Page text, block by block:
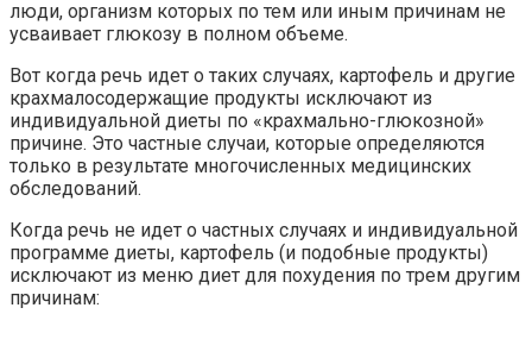
люди, организм которых по тем или иным причинам не
усваивает глюкозу в полном объеме.
Вот когда речь идет о таких случаях, картофель и другие
крахмалосодержащие продукты исключают из
индивидуальной диеты по «крахмально-глюкозной»
причине. Это частные случаи, которые определяются
только в результате многочисленных медицинских
обследований.
Когда речь не идет о частных случаях и индивидуальной
программе диеты, картофель (и подобные продукты)
исключают из меню диет для похудения по трем другим
причинам: